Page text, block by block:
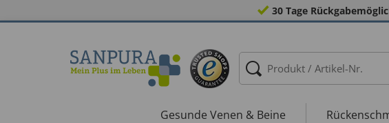
30 Tage
Gesunde Venen & Beine